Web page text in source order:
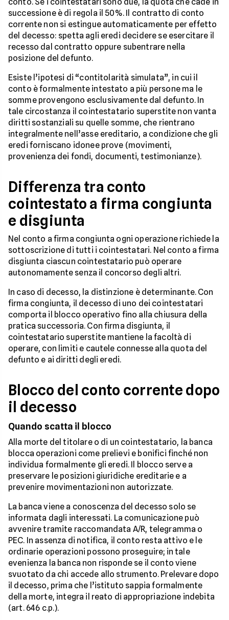
successione è di regola il 50%. Il contratto di conto
corrente non si estingue automaticamente per effetto
del decesso: spetta agli eredi decidere se esercitare il
recesso dal contratto oppure subentrare nella
posizione del defunto.
Esiste l’ipotesi di “contitolarità simulata”, in cui il
conto è formalmente intestato a più persone ma le
somme provengono esclusivamente dal defunto. In
tale circostanza il cointestatario superstite non vanta
diritti sostanziali su quelle somme, che rientrano
integralmente nell’asse ereditario, a condizione che gli
eredi forniscano idonee prove (movimenti,
provenienza dei fondi, documenti, testimonianze).
Differenza tra conto
cointestato a firma congiunta
e disgiunta
Nel conto a firma congiunta ogni operazione richiede la
sottoscrizione di tutti i cointestatari. Nel conto a firma
disgiunta ciascun cointestatario può operare
autonomamente senza il concorso degli altri.
In caso di decesso, la distinzione è determinante. Con
firma congiunta, il decesso di uno dei cointestatari
comporta il blocco operativo fino alla chiusura della
pratica successoria. Con firma disgiunta, il
cointestatario superstite mantiene la facoltà di
operare, con limiti e cautele connesse alla quota del
defunto e ai diritti degli eredi.
Blocco del conto corrente dopo
il decesso
Quando scatta il blocco
Alla morte del titolare o di un cointestatario, la banca
blocca operazioni come prelievi e bonifici finché non
individua formalmente gli eredi. Il blocco serve a
preservare le posizioni giuridiche ereditarie e a
prevenire movimentazioni non autorizzate.
La banca viene a conoscenza del decesso solo se
informata dagli interessati. La comunicazione può
avvenire tramite raccomandata A/R, telegramma o
PEC. In assenza di notifica, il conto resta attivo e le
ordinarie operazioni possono proseguire; in tale
evenienza la banca non risponde se il conto viene
svuotato da chi accede allo strumento. Prelevare dopo
il decesso, prima che l’istituto sappia formalmente
della morte, integra il reato di appropriazione indebita
(art. 646 c.p.).